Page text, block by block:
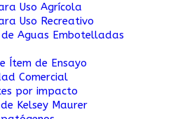
Uso Agrícola
Uso Recreativo
de Aguas Embotelladas
Ítem de Ensayo
Comercial
por impacto
Kelsey Maurer